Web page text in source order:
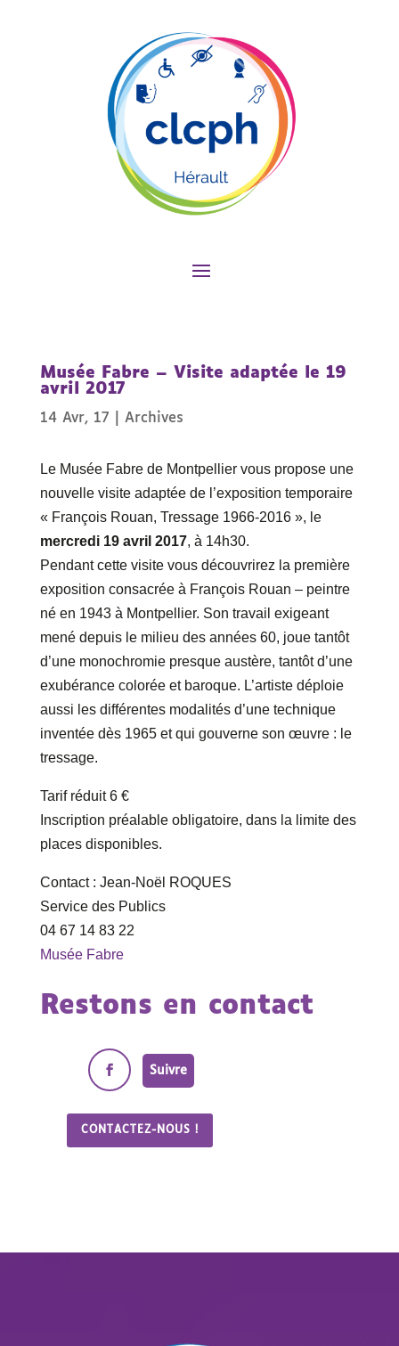
Musée Fabre – Visite adaptée le 19
avril 2017
14 Avr, 17 Archives
Le Musée Fabre de Montpellier vous propose une
nouvelle visite adaptée de l’exposition temporaire
« François Rouan, Tressage 1966-2016 », le
mercredi 19 avril 2017, à 14h30.
Pendant cette visite vous découvrirez la première
exposition consacrée à François Rouan – peintre
né en 1943 à Montpellier. Son travail exigeant
mené depuis le milieu des années 60, joue tantôt
d’une monochromie presque austère, tantôt d’une
exubérance colorée et baroque. L’artiste déploie
aussi les différentes modalités d’une technique
inventée dès 1965 et qui gouverne son œuvre : le
tressage.
Tarif réduit 6 €
Inscription préalable obligatoire, dans la limite des
places disponibles.
Contact : Jean-Noël ROQUES
Service des Publics
04 67 14 83 22
Musée Fabre
Restons en contact
Suivre
CONTACTEZ-NOUS !